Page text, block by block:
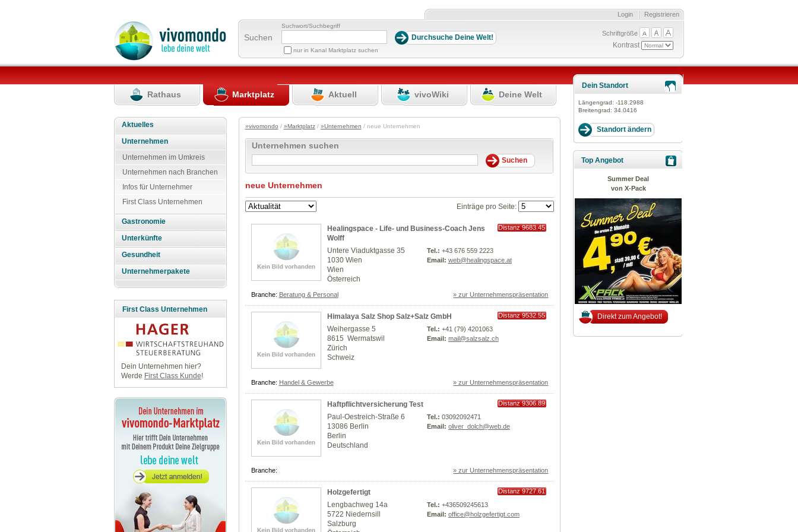
Registrieren
Login
Suchen
Suchwort/Suchbegriff
nur in Kanal Marktplatz suchen
Schriftgröße
Kontrast
Rathaus Marktplatz Aktuell vivoWiki Deine Welt
Aktuelles
Unternehmen
Unternehmen im Umkreis
Unternehmen nach Branchen
Infos für Unternehmer
First Class Unternehmen
Gastronomie
Unterkünfte
Gesundheit
Unternehmerpakete
First Class Unternehmen
Dein Unternehmen hier?
Werde First Class Kunde!
»vivomondo / »Marktplatz/ »Unternehmen / neue Unternehmen
Unternehmen suchen
neue Unternehmen
Einträge pro Seite:
Healingspace - Life- und Business-Coach Jens
Wolff
Distanz 9683.45
Untere Viaduktgasse 35
1030 Wien
Wien
Österreich
Tel.: +43 676 559 2223
Email: web@healingspace.at
Branche: Beratung & Personal » zur Unternehmenspräsentation
Himalaya Salz Shop Salz+Salz GmbH
Distanz 9532.55
Weihergasse 5
8615 Wermatswil
Zürich
Schweiz
Tel.: +41 (79) 4201063
Email: mail@salzsalz.ch
Branche: Handel & Gewerbe » zur Unternehmenspräsentation
Haftpflichtversicherung Test
Distanz 9306.89
Paul-Oestreich-Straße 6
13086 Berlin
Berlin
Deutschland
Tel.: 03092092471
Email: oliver_dolch@web.de
Branche: » zur Unternehmenspräsentation
Holzgefertigt
Distanz 9727.61
Lengbachweg 14a
5722 Niedernsill
Salzburg
Tel.: +436509245613
Email: office@holzgefertigt.com
Dein Standort
Längengrad: -118.2988
Breitengrad: 34.0416
Top Angebot
Summer Deal
von X-Pack
Direkt zum Angebot!